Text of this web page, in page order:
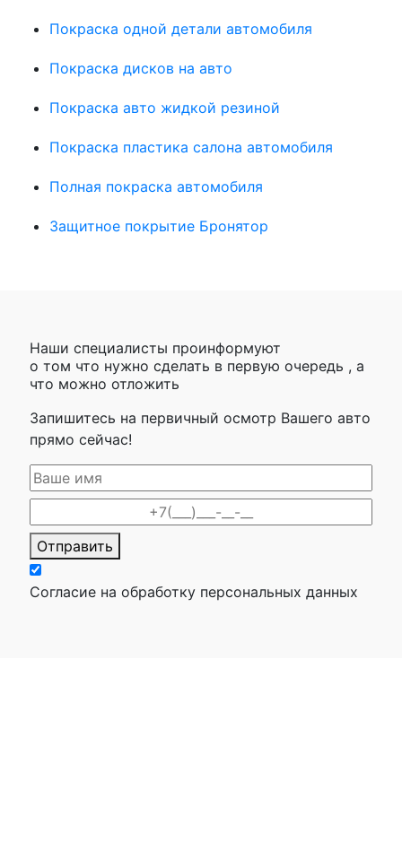
Покраска одной детали автомобиля
Покраска дисков на авто
Покраска авто жидкой резиной
Покраска пластика салона автомобиля
Полная покраска автомобиля
Защитное покрытие Бронятор
Наши специалисты проинформуют
о том что нужно сделать в первую очередь , а
что можно отложить
Запишитесь на первичный осмотр Вашего авто
прямо сейчас!
Отправить
Согласие на обработку персональных данных